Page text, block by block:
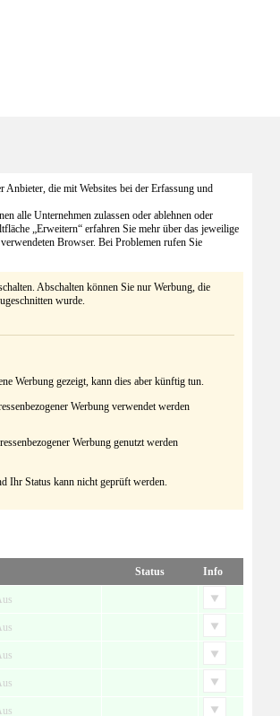
Anbieter, die mit Websites bei der Erfassung und
alle Unternehmen zulassen oder ablehnen oder
„Erweitern“ erfahren Sie mehr über das jeweilige
Browser. Bei Problemen rufen Sie
Abschalten können Sie nur Werbung, die
wurde.
Werbung gezeigt, kann dies aber künftig tun.
Werbung verwendet werden
Werbung genutzt werden
Ihr Status kann nicht geprüft werden.